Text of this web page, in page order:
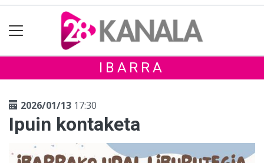
IBARRA
2026/01/13 17:30
Ipuin kontaketa